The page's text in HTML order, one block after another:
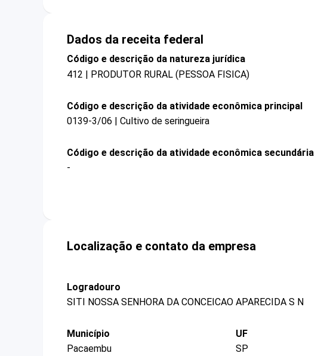
Dados da receita federal
Código e descrição da natureza jurídica
412 | PRODUTOR RURAL (PESSOA FISICA)
Código e descrição da atividade econômica principal
0139-3/06 | Cultivo de seringueira
Código e descrição da atividade econômica secundária
-
Localização e contato da empresa
Logradouro
SITI NOSSA SENHORA DA CONCEICAO APARECIDA S N
Município
Pacaembu
UF
SP